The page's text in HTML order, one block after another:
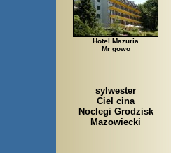
Hotel Mazuria
Mr gowo
sylwester
Ciel cina
Noclegi Grodzisk
Mazowiecki